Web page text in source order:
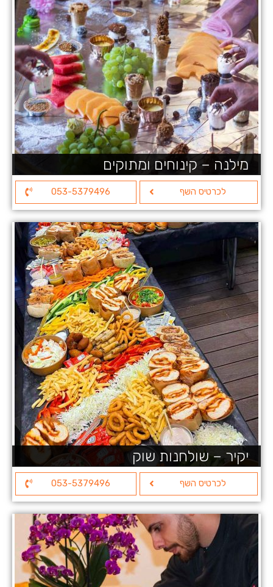
מילנה – קינוחים ומתוקים
לכרטיס השף 053-5379496
יקיר – שולחנות שוק
לכרטיס השף 053-5379496